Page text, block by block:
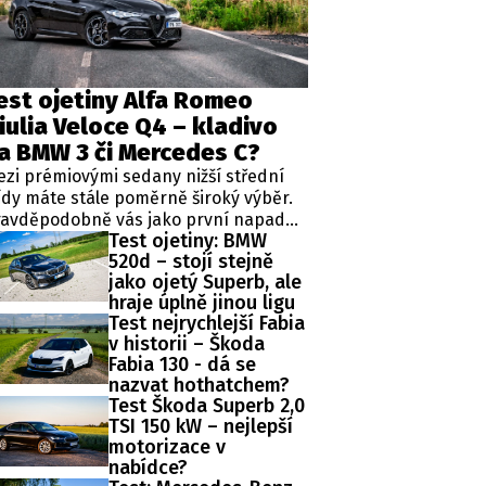
ojetiny Alfa Romeo
Veloce Q4 – kladivo
BMW 3 či Mercedes C?
prémiovými sedany nižší střední
máte stále poměrně široký výběr.
vás jako první napadne
trojice v podobě BMW řady 3,
Benz třídy C a Audi A4. Jsou to
auta, která nabídnou velmi dobré
technologie i komfort, ale u
motorizací často postrádají
důležitou věc – emoce. Pokud ale
auto, které nebude jen
dopravním prostředkem,
při každém nastartování vám
úsměv na tváři, možná by vás
zajímat Alfa Romeo Giulia.
Test ojetiny: BMW
520d – stojí stejně
jako ojetý Superb, ale
hraje úplně jinou ligu
Test nejrychlejší Fabia
v historii – Škoda
Fabia 130 - dá se
nazvat hothatchem?
Test Škoda Superb 2,0
TSI 150 kW – nejlepší
motorizace v
nabídce?